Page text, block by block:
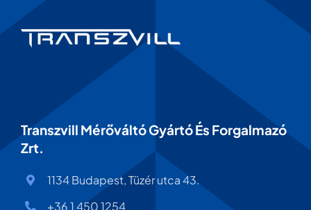
Transzvill Mérőváltó Gyártó És Forgalmazó
Zrt.
1134 Budapest, Tüzér utca 43.
+36 1 450 1254